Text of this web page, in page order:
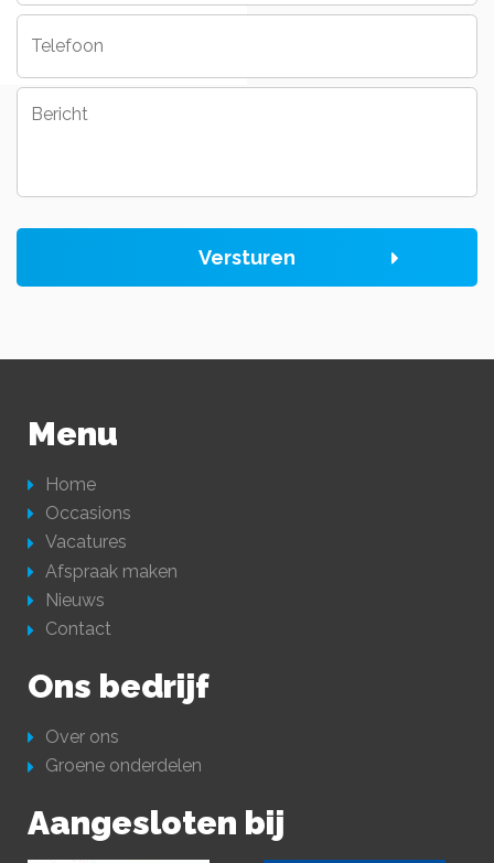
Versturen
Menu
Home
Occasions
Vacatures
Afspraak maken
Nieuws
Contact
Ons bedrijf
Over ons
Groene onderdelen
Aangesloten bij